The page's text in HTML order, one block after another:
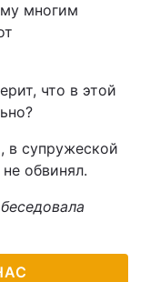
многим
что в этой
в супружеской
обвинял.